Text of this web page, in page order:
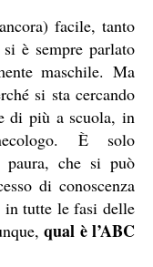
facile, tanto
è sempre parlato
maschile. Ma
si sta cercando
di più a scuola, in
È solo
paura, che si può
di conoscenza
in tutte le fasi delle
qual è l’ABC